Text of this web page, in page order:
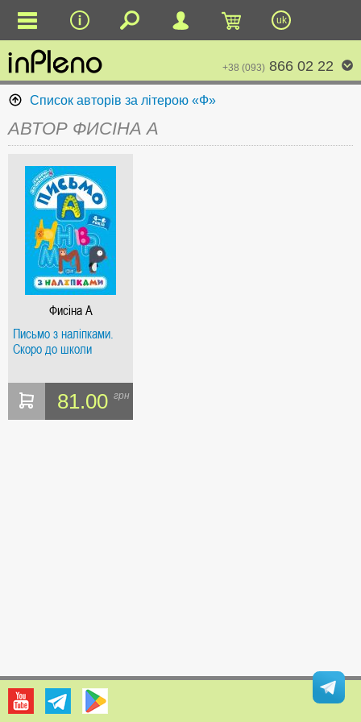
uk
+38 (093) 866 02 22
Список авторів за літерою «Ф»
АВТОР ФИСІНА А
Фисіна А
Письмо з наліпками.
Скоро до школи
81.00 грн